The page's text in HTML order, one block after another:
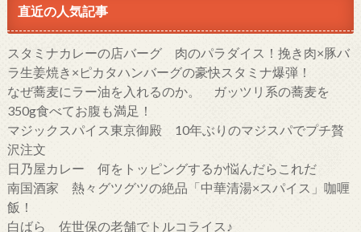
直近の人気記事
スタミナカレーの店バーグ 肉のパラダイス！挽き肉×豚バ
ラ生姜焼き×ピカタハンバーグの豪快スタミナ爆弾！
なぜ蕎麦にラー油を入れるのか。 ガッツリ系の蕎麦を
350g食べてお腹も満足！
マジックスパイス東京御殿 10年ぶりのマジスパでプチ贅
沢注文
日乃屋カレー 何をトッピングするか悩んだらこれだ
南国酒家 熱々グツグツの絶品「中華清湯×スパイス」咖喱
飯！
白ばら 佐世保の老舗でトルコライス♪